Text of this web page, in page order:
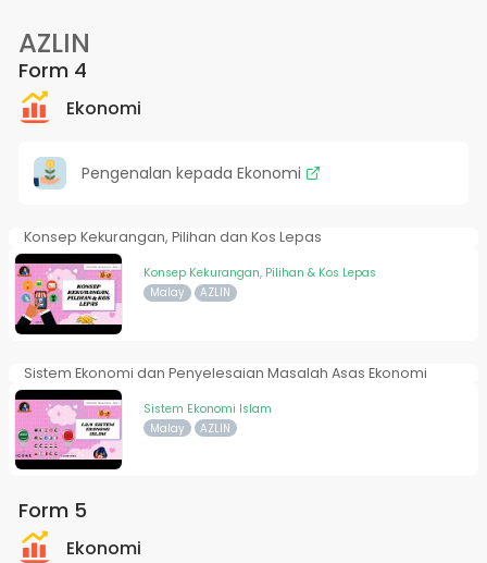
AZLIN
Form 4
Ekonomi
Pengenalan kepada Ekonomi
Konsep Kekurangan, Pilihan dan Kos Lepas
Konsep Kekurangan, Pilihan & Kos Lepas
Malay AZLIN
Sistem Ekonomi dan Penyelesaian Masalah Asas Ekonomi
Sistem Ekonomi Islam
Malay AZLIN
Form 5
Ekonomi